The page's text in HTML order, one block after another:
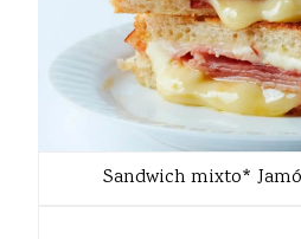
Sandwich mixto*